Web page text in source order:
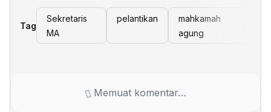
Tag
Sekretaris
MA
pelantikan
mahkamah
agung
Memuat komentar…